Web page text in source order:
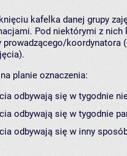
kafelka danej grupy
Pod niektórymi z nich
prowadzącego/koordynatora
planie oznaczenia:
odbywają się w tygodnie
odbywają się w tygodnie
odbywają się w inny